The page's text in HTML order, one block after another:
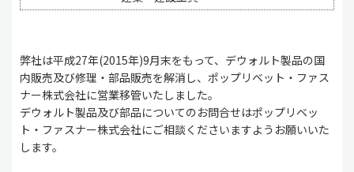
弊社は平成27年(2015年)9月末をもって、デウォルト製品の国
内販売及び修理・部品販売を解消し、ポップリベット・ファス
ナー株式会社に営業移管いたしました。
デウォルト製品及び部品についてのお問合せはポップリベッ
ト・ファスナー株式会社にご相談くださいますようお願いいた
します。